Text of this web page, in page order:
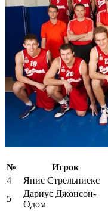
№ Игрок
4
Янис Стрельниекс
5
Дариус Джонсон-
Одом